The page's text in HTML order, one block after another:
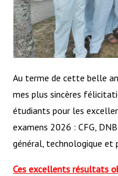
Au terme de cette belle
mes plus sincères
étudiants pour les
examens 2026 : CFG,
général, technologique et
Ces excellents résultats